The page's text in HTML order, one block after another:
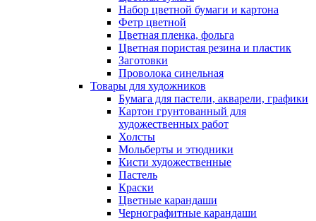
Набор цветной бумаги и картона
Фетр цветной
Цветная пленка, фольга
Цветная пористая резина и пластик
Заготовки
Проволока синельная
Товары для художников
Бумага для пастели, акварели, графики
Картон грунтованный для
художественных работ
Холсты
Мольберты и этюдники
Кисти художественные
Пастель
Краски
Цветные карандаши
Чернографитные карандаши